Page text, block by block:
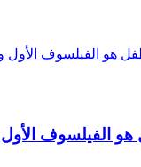
الفيلسوف